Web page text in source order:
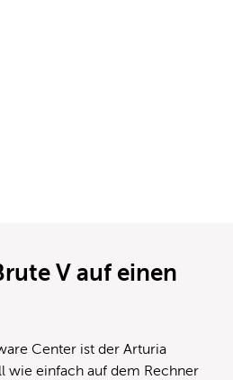
V auf einen
Center ist der Arturia
wie einfach auf dem Rechner